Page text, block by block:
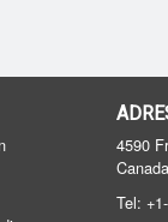
4590
Canada
Tel: